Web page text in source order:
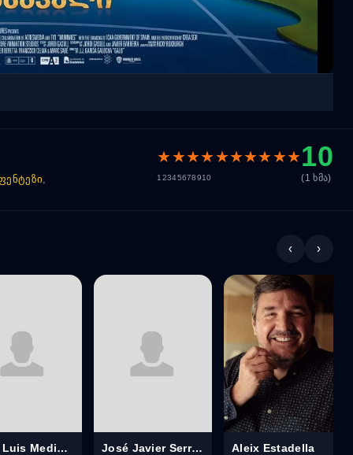
,
★★★★★★★★★★
1 2345678910
10
(1 ხმა)
‹ ›
José Luis Mediavilla José Javier Serrano Rodríguez Aleix Estadella